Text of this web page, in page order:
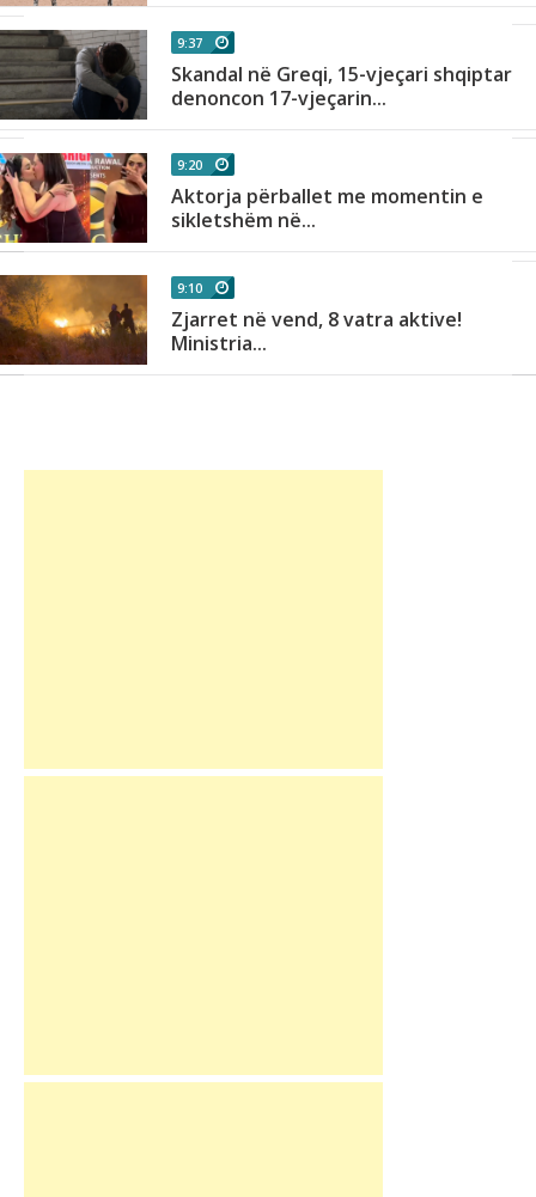
9:37
Skandal në Greqi, 15-vjeçari shqiptar
denoncon 17-vjeçarin...
9:20
Aktorja përballet me momentin e
sikletshëm në...
9:10
Zjarret në vend, 8 vatra aktive!
Ministria...